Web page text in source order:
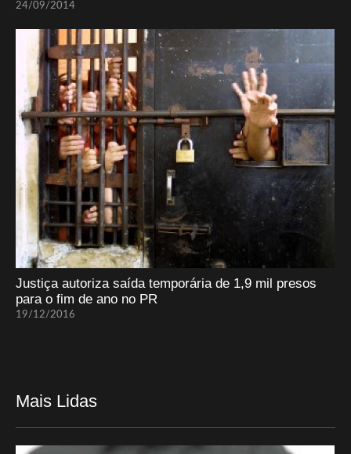
24/09/2014
Justiça autoriza saída temporária de 1,9 mil presos
para o fim de ano no PR
19/12/2016
Mais Lidas